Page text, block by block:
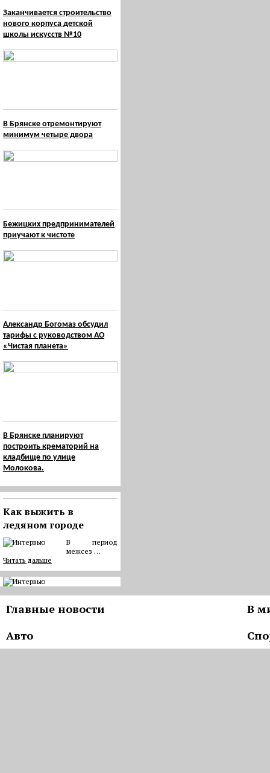
Заканчивается строительство
нового корпуса детской
школы искусств №10
В Брянске отремонтируют
минимум четыре двора
Бежицких предпринимателей
приучают к чистоте
Александр Богомаз обсудил
тарифы с руководством АО
«Чистая планета»
В Брянске планируют
построить крематорий на
кладбище по улице
Молокова.
Как выжить в
ледяном городе
В период
межсез …
Читать дальше
Главные новости
В
Авто